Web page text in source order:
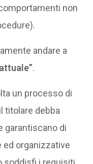
non
andare a
.
un processo di
titolare debba
garantiscano di
organizzative